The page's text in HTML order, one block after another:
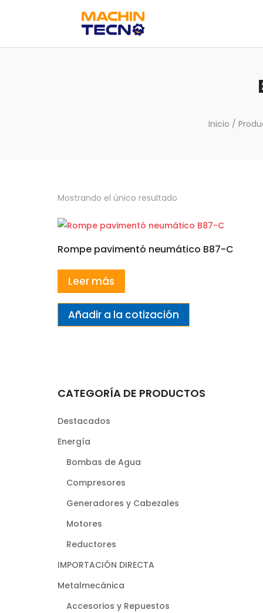
Inicio /
Mostrando el único resultado
Rompe pavimentó neumático B87-C
Leer más
Añadir a la cotización
CATEGORÍA DE PRODUCTOS
Destacados
Energía
Bombas de Agua
Compresores
Generadores y Cabezales
Motores
Reductores
IMPORTACIÓN DIRECTA
Metalmecánica
Accesorios y Repuestos